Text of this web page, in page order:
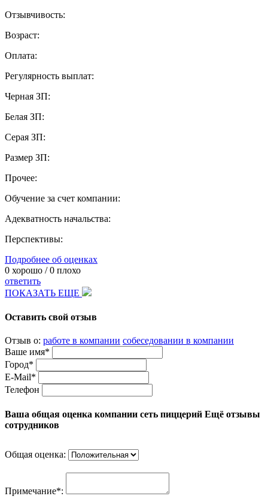
Отзывчивость:
Возраст:
Оплата:
Регулярность выплат:
Черная ЗП:
Белая ЗП:
Серая ЗП:
Размер ЗП:
Прочее:
Обучение за счет компании:
Адекватность начальства:
Перспективы:
Подробнее об оценках
0 хорошо /0 плохо
ответить
ПОКАЗАТЬ ЕЩЕ
Оставить свой отзыв
Отзыв о: работе в компании собеседовании в компании
Ваше имя*
Город*
E-Mail*
Телефон
Ваша общая оценка компании сеть пиццерий Ещё отзывы
сотрудников
Общая оценка:
Примечание*: